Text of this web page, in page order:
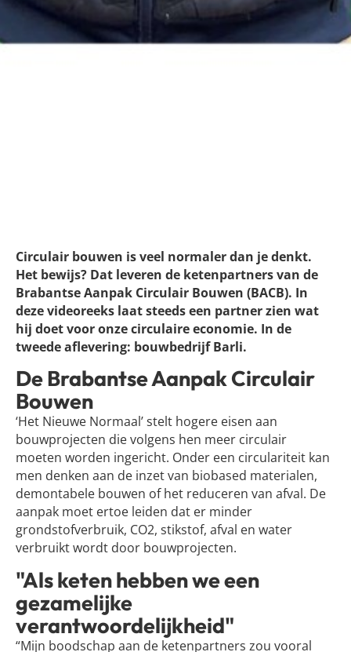
Circulair bouwen is veel normaler dan je denkt.
Het bewijs? Dat leveren de ketenpartners van de
Brabantse Aanpak Circulair Bouwen (BACB). In
deze videoreeks laat steeds een partner zien wat
hij doet voor onze circulaire economie. In de
tweede aflevering: bouwbedrijf Barli.
De Brabantse Aanpak Circulair
Bouwen
‘Het Nieuwe Normaal’ stelt hogere eisen aan
bouwprojecten die volgens hen meer circulair
moeten worden ingericht. Onder een circulariteit kan
men denken aan de inzet van biobased materialen,
demontabele bouwen of het reduceren van afval. De
aanpak moet ertoe leiden dat er minder
grondstofverbruik, CO2, stikstof, afval en water
verbruikt wordt door bouwprojecten.
"Als keten hebben we een
gezamelijke
verantwoordelijkheid"
“Mijn boodschap aan de ketenpartners zou vooral